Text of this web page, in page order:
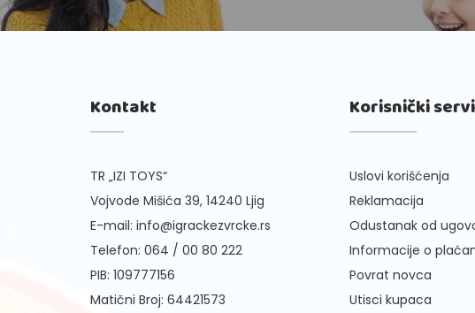
Kontakt
TR „IZI TOYS“
Vojvode Mišića 39, 14240 Ljig
E-mail: info@igrackezvrcke.rs
Telefon: 064 / 00 80 222
PIB: 109777156
Matični Broj: 64421573
Korisnički
Uslovi korišćenja
Reklamacija
Odustanak od
Informacije o
Povrat novca
Utisci kupaca